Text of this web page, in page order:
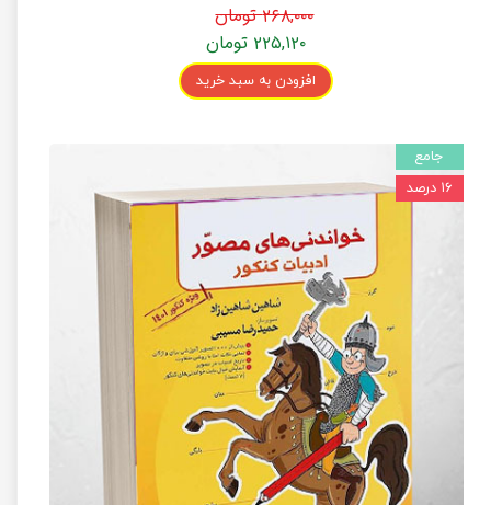
۲۶۸,۰۰۰ تومان
۲۲۵,۱۲۰ تومان
افزودن به سبد خرید
جامع
۱۶ درصد